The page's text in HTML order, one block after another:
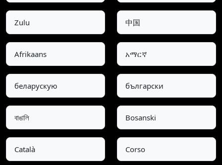
Zulu 中国
Afrikaans አማርኛ
беларускую български
বাঙালি Bosanski
Català Corso